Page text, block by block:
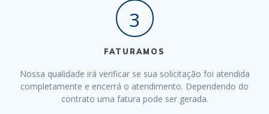
3
FATURAMOS
Nossa qualidade irá verificar se sua solicitação foi atendida
completamente e encerrá o atendimento. Dependendo do
contrato uma fatura pode ser gerada.